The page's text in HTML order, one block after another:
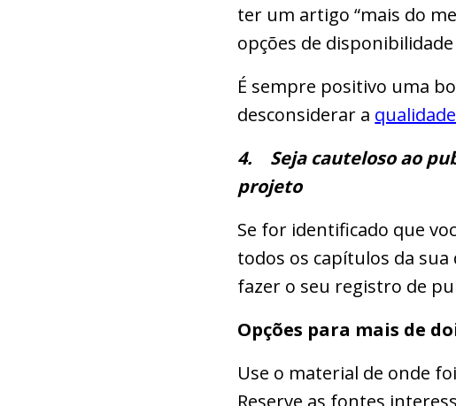
ter um artigo “mais do
opções de
É sempre positivo uma
desconsiderar a qualidade
4. Seja cauteloso ao
projeto
Se for identificado que
todos os capítulos da
fazer o seu registro de
Opções para mais de
Use o material de onde